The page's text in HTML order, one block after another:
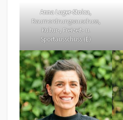
Anna Luger-Stoica,
Raumordnungsauschuss,
Kultur-, Freizeit- u.
Sportausschuss (E)